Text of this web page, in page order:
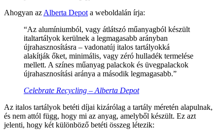
Ahogyan az Alberta Depot a weboldalán írja:
“Az alumíniumból, vagy átlátszó műanyagból készült
italtartályok kerülnek a legmagasabb arányban
újrahasznosításra – vadonatúj italos tartályokká
alakítják őket, minimális, vagy zéró hulladék termelése
mellett. A színes műanyag palackok és üvegpalackok
újrahasznosítási aránya a második legmagasabb.”
Celebrate Recycling – Alberta Depot
Az italos tartályok betéti díjai kizárólag a tartály méretén alapulnak,
és nem attól függ, hogy mi az anyag, amelyből készült. Ez azt
jelenti, hogy két különböző betéti összeg létezik: